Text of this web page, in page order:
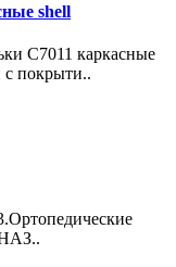
shell
С7011 каркасные
с покрыти..
НАЗ..